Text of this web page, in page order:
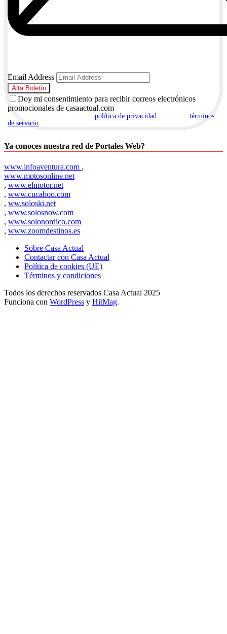
Email Address
Doy mi consentimiento para recibir correos electrónicos
promocionales de casaactual.com
política de privacidad
términos
de servicio
Ya conoces nuestra red de Portales Web?
www.infoaventura.com ,
www.motosonline.net
, www.elmotor.net
, www.cucaboo.com
, ww.soloski.net
, www.solosnow.com
, www.solonordico.com
, www.zoomdestinos.es
Sobre Casa Actual
Contactar con Casa Actual
Política de cookies (UE)
Términos y condiciones
Todos los derechos reservados Casa Actual 2025
Funciona con WordPress y HitMag.